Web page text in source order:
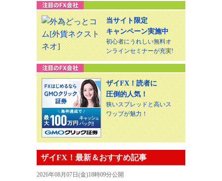
当サイト限定
キャンペーン実施中
初心者にうれしい無料オ
ンラインセミナーが充実!
ザイFX！読者に
圧倒的人気！
狭いスプレッドと高いス
ワップが魅力！
ザイFX！最新＆おすすめ記事
2026年08月07日(金)18時09分公開